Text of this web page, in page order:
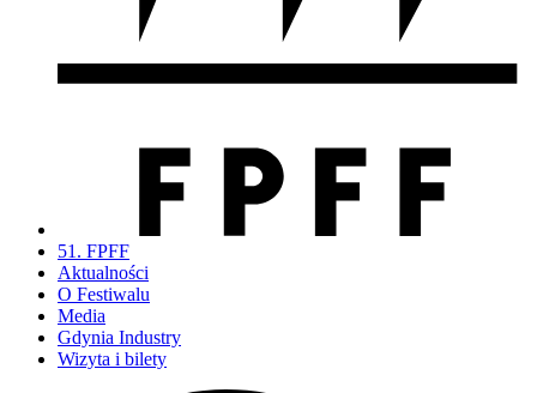
51. FPFF
Aktualności
O Festiwalu
Media
Gdynia Industry
Wizyta i bilety